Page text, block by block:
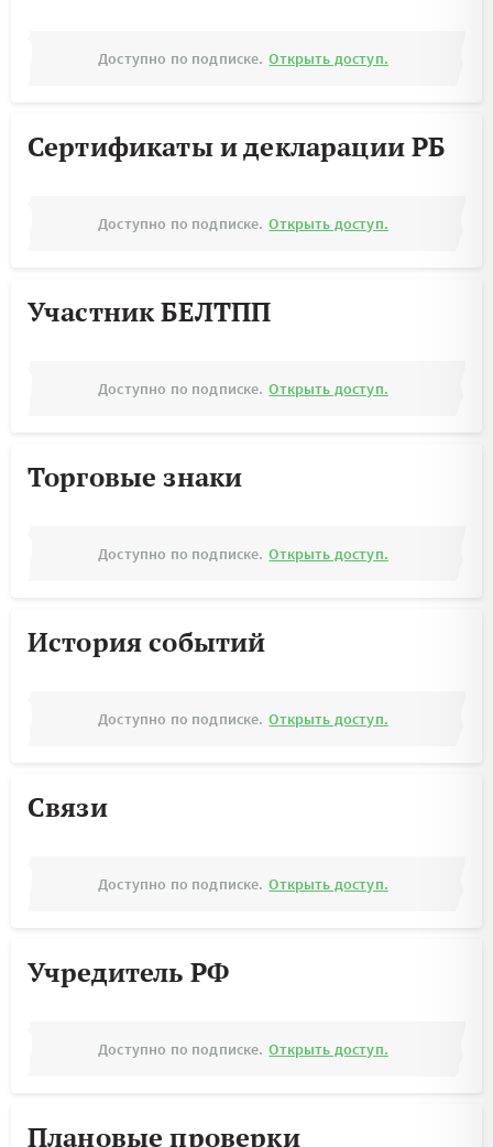
Доступно по подписке. Открыть доступ.
Сертификаты и декларации РБ
Доступно по подписке. Открыть доступ.
Участник БЕЛТПП
Доступно по подписке. Открыть доступ.
Торговые знаки
Доступно по подписке. Открыть доступ.
История событий
Доступно по подписке. Открыть доступ.
Связи
Доступно по подписке. Открыть доступ.
Учредитель РФ
Доступно по подписке. Открыть доступ.
Плановые проверки